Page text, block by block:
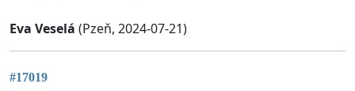
Eva Veselá (Pzeň, 2024-07-21)
#17019